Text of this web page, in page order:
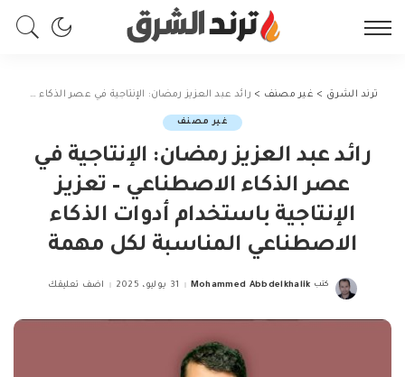
ترند الشرق > غير مصنف > رائد عبد العزيز رمضان: الإنتاجية في عصر الذكاء الاصطناعي – تعزيز الإنتاجية باستخدام أدوات الذكاء الاصطناعي المناسبة لكل مهمة
غير مصنف
رائد عبد العزيز رمضان: الإنتاجية في
عصر الذكاء الاصطناعي – تعزيز
الإنتاجية باستخدام أدوات الذكاء
الاصطناعي المناسبة لكل مهمة
Posted
كتب Mohammed Abbdelkhalik 31 يوليو، 2025 اضف تعليقك